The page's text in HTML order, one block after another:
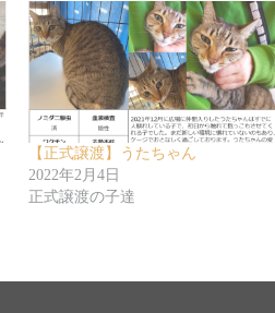
【正式譲渡】うたちゃん
2022年2月4日
正式譲渡の子達